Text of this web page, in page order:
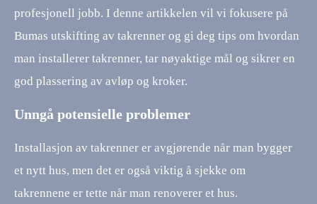
profesjonell jobb. I denne artikkelen vil vi fokusere på
Bumas utskifting av takrenner og gi deg tips om hvordan
man installerer takrenner, tar nøyaktige mål og sikrer en
god plassering av avløp og kroker.
Unngå potensielle problemer
Installasjon av takrenner er avgjørende når man bygger
et nytt hus, men det er også viktig å sjekke om
takrennene er tette når man renoverer et hus.